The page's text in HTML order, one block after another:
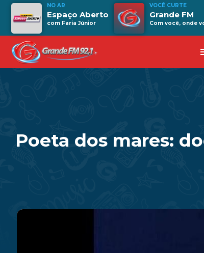
NO AR
Espaço Aberto
com Faria Júnior
VOCÊ CURTE
Grande FM
Com você, onde
Poeta dos mares: